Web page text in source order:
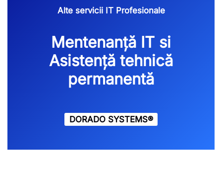
Alte servicii IT Profesionale
Mentenanță IT si
Asistență tehnică
permanentă
DORADO SYSTEMS®